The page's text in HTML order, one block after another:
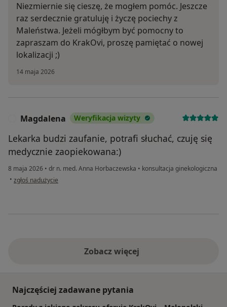
Niezmiernie się cieszę, że mogłem pomóc. Jeszcze
raz serdecznie gratuluję i życzę pociechy z
Maleństwa. Jeżeli mógłbym być pomocny to
zapraszam do KrakOvi, proszę pamiętać o nowej
lokalizacji ;)
14 maja 2026
Magdalena Weryfikacja wizyty
Lekarka budzi zaufanie, potrafi słuchać, czuję się
medycznie zaopiekowana:)
8 maja 2026 • dr n. med. Anna Horbaczewska • konsultacja ginekologiczna
• w opinii użytkownika Magdalena
zgłoś nadużycie
Zobacz więcej
Najczęściej zadawane pytania